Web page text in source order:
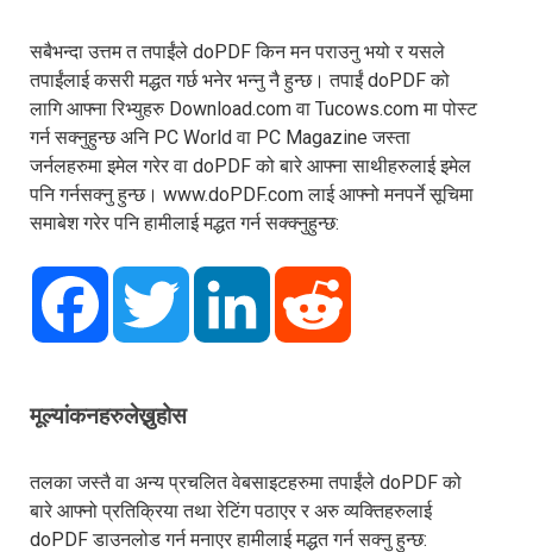
सबैभन्दा उत्तम त तपाईंले doPDF किन मन पराउनु भयो र यसले
तपाईंलाई कसरी मद्धत गर्छ भनेर भन्नु नै हुन्छ। तपाईं doPDF को
लागि आफ्ना रिभ्युहरु Download.com वा Tucows.com मा पोस्ट
गर्न सक्नुहुन्छ अनि PC World वा PC Magazine जस्ता
जर्नलहरुमा इमेल गरेर वा doPDF को बारे आफ्ना साथीहरुलाई इमेल
पनि गर्नसक्नु हुन्छ। www.doPDF.com लाई आफ्नो मनपर्ने सूचिमा
समाबेश गरेर पनि हामीलाई मद्धत गर्न सक्क्नुहुन्छ:
Facebook Twitter LinkedIn
मूल्यांकनहरुलेख्नुहोस
तलका जस्तै वा अन्य प्रचलित वेबसाइटहरुमा तपाईंले doPDF को
बारे आफ्नो प्रतिक्रिया तथा रेटिंग पठाएर र अरु व्यक्तिहरुलाई
doPDF डाउनलोड गर्न मनाएर हामीलाई मद्धत गर्न सक्नु हुन्छ: